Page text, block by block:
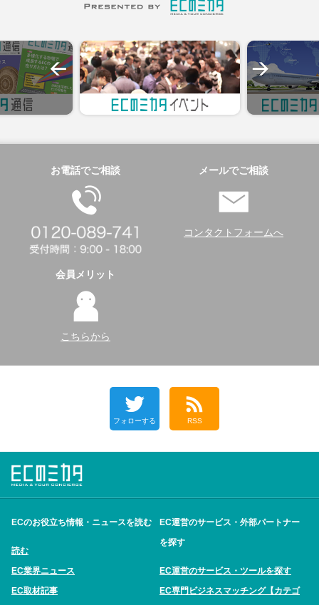
お電話でご相談 メールでご相談
コンタクトフォームへ
会員メリット
こちらから
フォローする RSS
ECのお役立ち情報・ニュースを読む
読む
EC業界ニュース
EC取材記事
EC運営のサービス・外部パートナー
を探す
EC運営のサービス・ツールを探す
EC専門ビジネスマッチング【カテゴ